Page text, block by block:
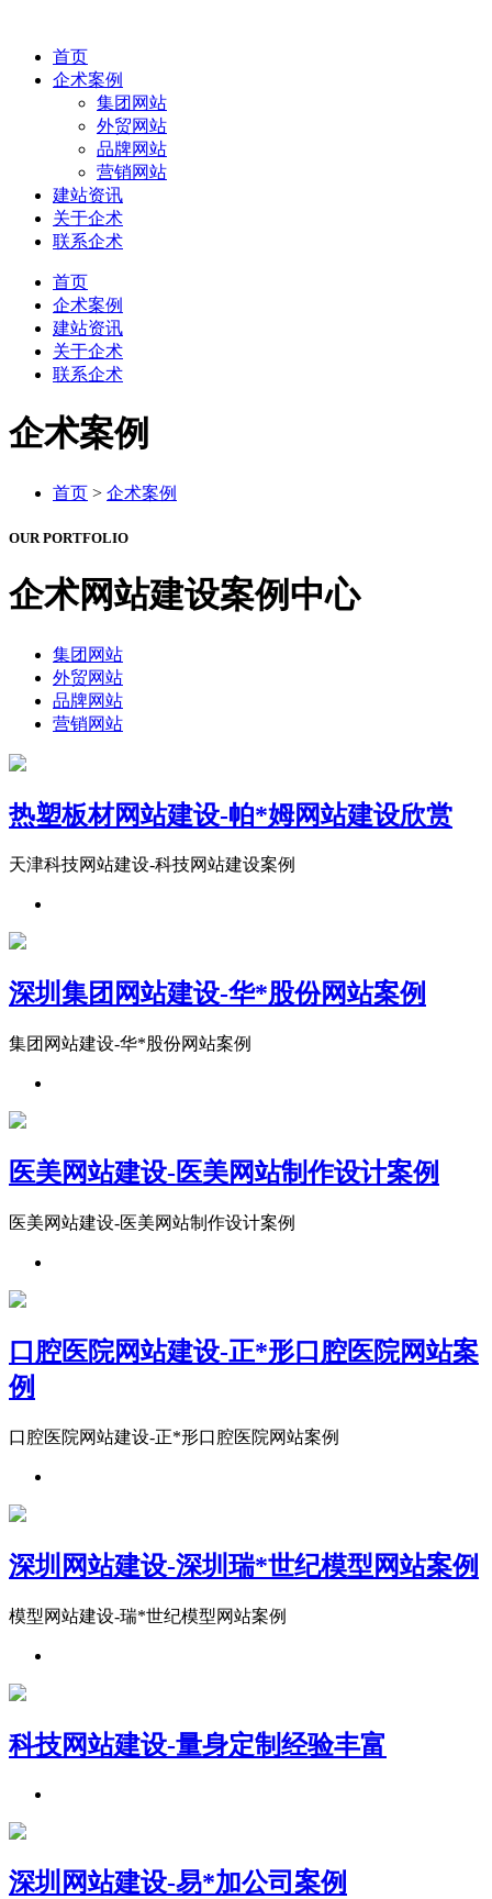
首页
企术案例
集团网站
外贸网站
品牌网站
营销网站
建站资讯
关于企术
联系企术
首页
企术案例
建站资讯
关于企术
联系企术
企术案例
首页 > 企术案例
OUR PORTFOLIO
企术网站建设案例中心
集团网站
外贸网站
品牌网站
营销网站
热塑板材网站建设-帕*姆网站建设欣赏
天津科技网站建设-科技网站建设案例​
深圳集团网站建设-华*股份网站案例
​集团网站建设-华*股份网站案例
医美网站建设-医美网站制作设计案例
医美网站建设-医美网站制作设计案例
口腔医院网站建设-正*形口腔医院网站案
例
口腔医院网站建设-正*形口腔医院网站案例
深圳网站建设-深圳瑞*世纪模型网站案例
模型网站建设-瑞*世纪模型网站案例
科技网站建设-量身定制经验丰富
深圳网站建设-易*加公司案例